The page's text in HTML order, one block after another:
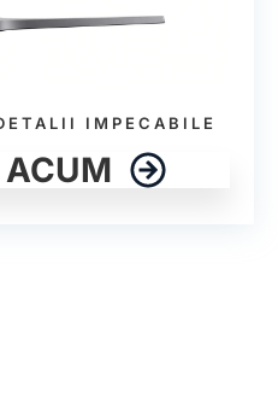
IMPECABILE
ACUM